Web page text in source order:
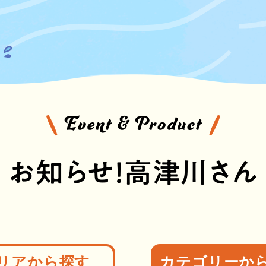
お知らせ！高津川さん
アから探す カテゴリーか